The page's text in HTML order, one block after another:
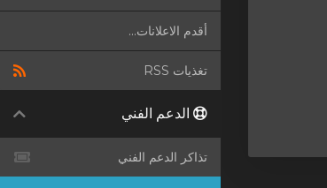
أقدم الاعلانات...
تغذيات RSS
الدعم الفني
تذاكر الدعم الفني